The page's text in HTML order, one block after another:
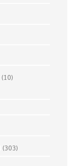
(10)
(303)